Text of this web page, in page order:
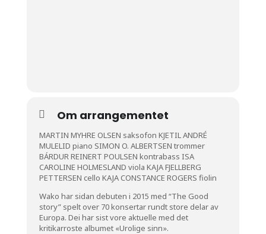
Om arrangementet
MARTIN MYHRE OLSEN saksofon KJETIL ANDRÉ
MULELID piano SIMON O. ALBERTSEN trommer
BÁRDUR REINERT POULSEN kontrabass ISA
CAROLINE HOLMESLAND viola KAJA FJELLBERG
PETTERSEN cello KAJA CONSTANCE ROGERS fiolin
Wako har sidan debuten i 2015 med “The Good
story” spelt over 70 konsertar rundt store delar av
Europa. Dei har sist vore aktuelle med det
kritikarroste albumet «Urolige sinn».